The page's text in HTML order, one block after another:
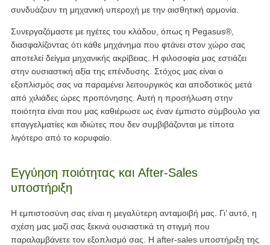
συνδυάζουν τη μηχανική υπεροχή με την αισθητική αρμονία.
Συνεργαζόμαστε με ηγέτες του κλάδου, όπως η Pegasus®,
διασφαλίζοντας ότι κάθε μηχάνημα που φτάνει στον χώρο σας
αποτελεί δείγμα μηχανικής ακρίβειας. Η φιλοσοφία μας εστιάζει
στην ουσιαστική αξία της επένδυσης. Στόχος μας είναι ο
εξοπλισμός σας να παραμένει λειτουργικός και αποδοτικός μετά
από χιλιάδες ώρες προπόνησης. Αυτή η προσήλωση στην
ποιότητα είναι που μας καθιέρωσε ως έναν έμπιστο σύμβουλο για
επαγγελματίες και ιδιώτες που δεν συμβιβάζονται με τίποτα
λιγότερο από το κορυφαίο.
Εγγύηση ποιότητας και After-Sales
υποστήριξη
Η εμπιστοσύνη σας είναι η μεγαλύτερη ανταμοιβή μας. Γι’ αυτό, η
σχέση μας μαζί σας ξεκινά ουσιαστικά τη στιγμή που
παραλαμβάνετε τον εξοπλισμό σας. Η after-sales υποστήριξη της